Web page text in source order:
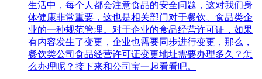
生活中，每个人都会注意食品的安全问题，这对我们身
体健康非常重要，这也是相关部门对于餐饮、食品类企
业的一种规范管理。对于企业的食品经营许可证，如果
有内容发生了变更，企业也需要同步进行变更，那么，
餐饮类公司食品经营许可证变更地址需要办理多久？怎
么办理呢？接下来和公司宝一起看看吧。